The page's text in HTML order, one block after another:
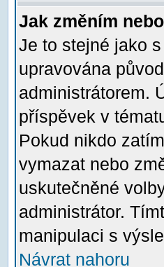
Jak změním
Je to stejné jako
upravována
administrátorem.
příspěvek v
Pokud nikdo
vymazat nebo
uskutečněné
administrátor.
manipulaci s
Návrat nahoru